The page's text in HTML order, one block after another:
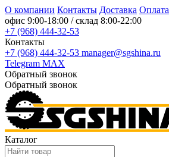
О компании Контакты Доставка Оплата
офис 9:00-18:00 / склад 8:00-22:00
+7 (968) 444-32-53
Контакты
+7 (968) 444-32-53 manager@sgshina.ru
Telegram MAX
Обратный звонок
Обратный звонок
Каталог